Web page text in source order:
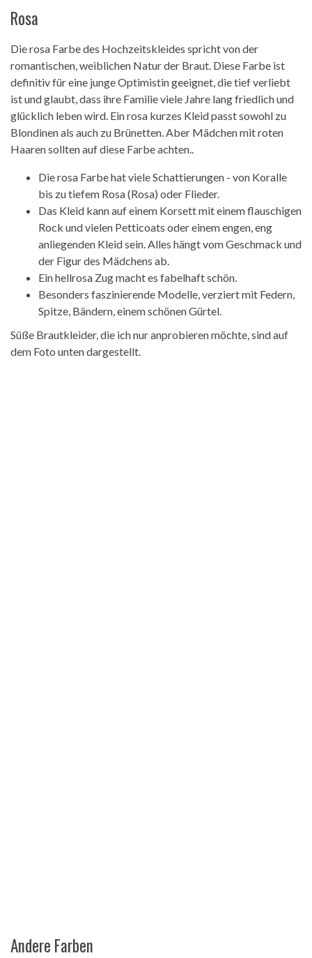
Rosa
Die rosa Farbe des Hochzeitskleides spricht von der
romantischen, weiblichen Natur der Braut. Diese Farbe ist
definitiv für eine junge Optimistin geeignet, die tief verliebt
ist und glaubt, dass ihre Familie viele Jahre lang friedlich und
glücklich leben wird. Ein rosa kurzes Kleid passt sowohl zu
Blondinen als auch zu Brünetten. Aber Mädchen mit roten
Haaren sollten auf diese Farbe achten..
Die rosa Farbe hat viele Schattierungen - von Koralle
bis zu tiefem Rosa (Rosa) oder Flieder.
Das Kleid kann auf einem Korsett mit einem flauschigen
Rock und vielen Petticoats oder einem engen, eng
anliegenden Kleid sein. Alles hängt vom Geschmack und
der Figur des Mädchens ab.
Ein hellrosa Zug macht es fabelhaft schön.
Besonders faszinierende Modelle, verziert mit Federn,
Spitze, Bändern, einem schönen Gürtel.
Süße Brautkleider, die ich nur anprobieren möchte, sind auf
dem Foto unten dargestellt.
Andere Farben